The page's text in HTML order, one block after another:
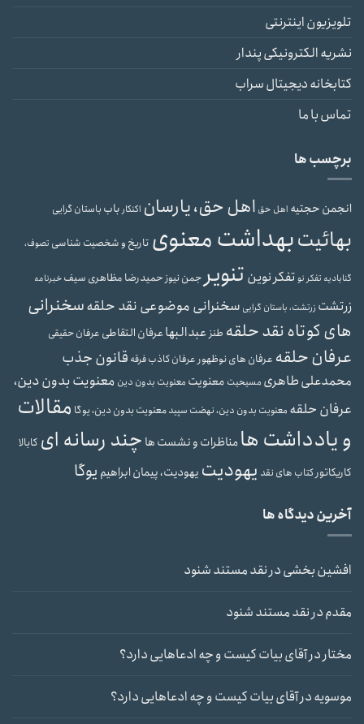
تلویزیون اینترنتی
نشریه الکترونیکی پندار
کتابخانه دیجیتال سراب
تماس با ما
برچسب ها
انجمن حجتیه اهل حق اهل حق، یارسان اکنکارباب باستان گرایی
بهائیتبهداشت معنوی تاریخ و شخصیت شناسی تصوف،
گنابادیه تفکر نوتفکر نوین تنویر جمن نیوزحمیدرضا مظاهری سیفخبرنامه
زرتشت زرتشت، باستان گرایی سخنرانی موضوعی نقد حلقهسخنرانی
های کوتاه نقد حلقه طنزعبدالبهاعرفان التقاطی عرفان حقیقی
عرفان حلقه عرفان های نوظهورعرفان کاذبفرقه قانون جذب
محمدعلی طاهری مسیحیت معنویت معنویت بدون دین معنویت بدون دین،
عرفان حلقه معنویت بدون دین، نهضت سپیدمعنویت بدون دین، یوگا مقالات
و یادداشت هامناظرات و نشست ها چند رسانه ای کابالا
کاریکاتورکتاب های نقد یهودیت یهودیت، پیمان ابراهیم یوگا
آخرین دیدگاه ها
افشین بخشیدرنقد مستند شنود
مقدمدرنقد مستند شنود
مختاردرآقای بیات کیست و چه ادعاهایی دارد؟
موسویهدرآقای بیات کیست و چه ادعاهایی دارد؟